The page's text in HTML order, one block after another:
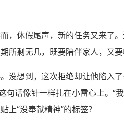
，休假尾声，新的任务又来了
所剩无几，既要陪伴家人，又
没想到，这次拒绝却让他陷入
句话像针一样扎在小雷心上。“
上“没奉献精神”的标签？